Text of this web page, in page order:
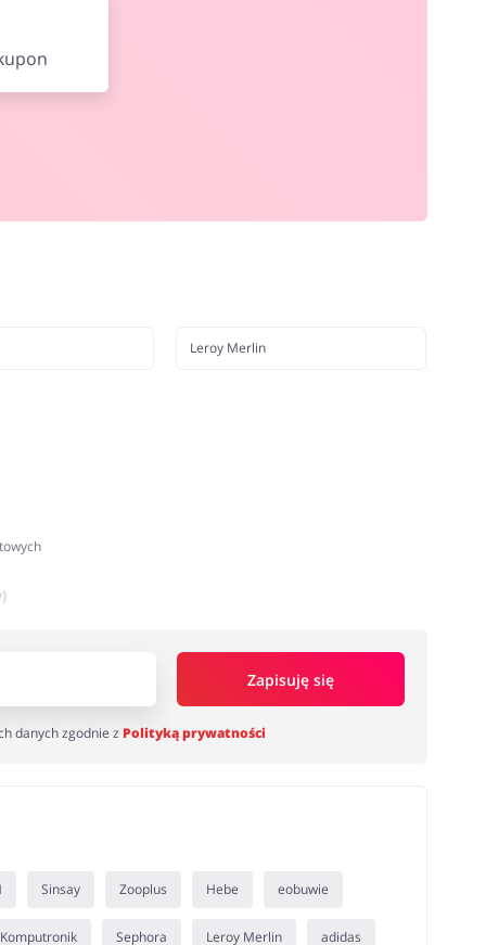
Leroy Merlin
Zapisuję się
danych zgodnie z Polityką prywatności
Sinsay Zooplus Hebe eobuwie
Komputronik Sephora Leroy Merlin adidas